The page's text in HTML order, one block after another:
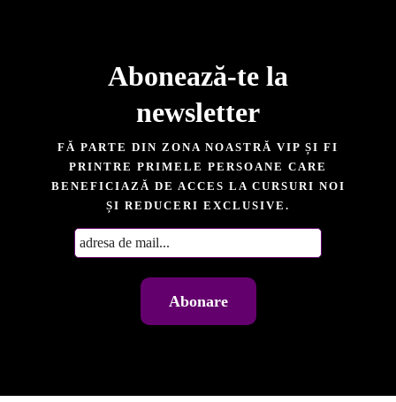
Abonează-te la
newsletter​
FĂ PARTE DIN ZONA NOASTRĂ VIP ȘI FI
PRINTRE PRIMELE PERSOANE CARE
BENEFICIAZĂ DE ACCES LA CURSURI NOI
ȘI REDUCERI EXCLUSIVE.